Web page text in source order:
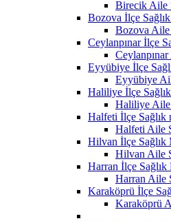
Birecik Aile
Bozova İlçe
Bozova Aile
Ceylanpınar İlçe
Eyyübiye İlçe
Eyyübiye
Haliliye İlçe
Haliliye Aile
Halfeti İlçe Sağlık
Halfeti Aile
Hilvan İlçe Sağlık
Hilvan Aile
Harran İlçe
Harran Aile
Karaköprü İlçe
Karaköprü